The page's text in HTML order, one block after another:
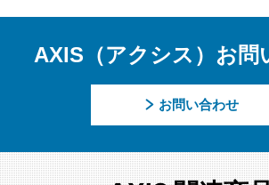
AXIS（アクシス）お問
お問い合わせ